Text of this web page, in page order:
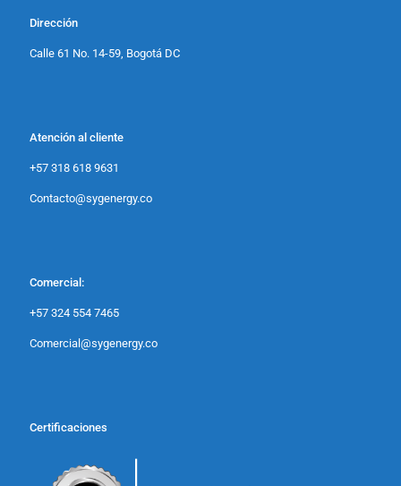
Dirección
Calle 61 No. 14-59, Bogotá DC
Atención al cliente
+57 318 618 9631
Contacto@sygenergy.co
Comercial:
+57 324 554 7465
Comercial@sygenergy.co
Certificaciones